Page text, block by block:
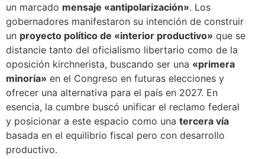
un marcado mensaje «antipolarización». Los
gobernadores manifestaron su intención de construir
un proyecto político de «interior productivo» que se
distancie tanto del oficialismo libertario como de la
oposición kirchnerista, buscando ser una «primera
minoría» en el Congreso en futuras elecciones y
ofrecer una alternativa para el país en 2027. En
esencia, la cumbre buscó unificar el reclamo federal
y posicionar a este espacio como una tercera vía
basada en el equilibrio fiscal pero con desarrollo
productivo.